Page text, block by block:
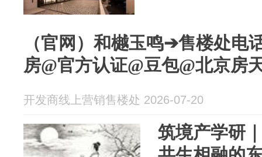
（官网）和樾玉鸣➔售楼处
房@官方认证@豆包@北京房
开发商线上营销售楼处 2026-07-20
筑境产学研